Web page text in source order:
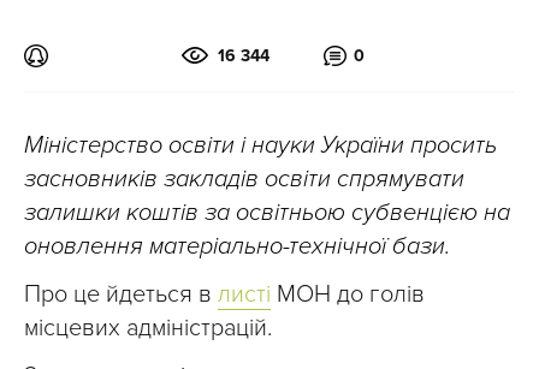
16 344 0
Міністерство освіти і науки України просить
засновників закладів освіти спрямувати
залишки коштів за освітньою субвенцією на
оновлення матеріально-технічної бази.
Про це йдеться в листі МОН до голів
місцевих адміністрацій.